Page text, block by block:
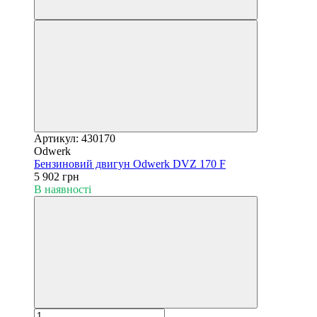
Артикул: 430170
Odwerk
Бензиновий двигун Odwerk DVZ 170 F
5 902 грн
В наявності